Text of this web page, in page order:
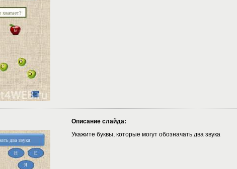
Описание слайда:
Укажите буквы, которые могут обозначать два звука